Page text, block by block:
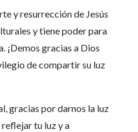
y resurrección de Jesús
y tiene poder para
¡Demos gracias a Dios
de compartir su luz
gracias por darnos la luz
tu luz y a